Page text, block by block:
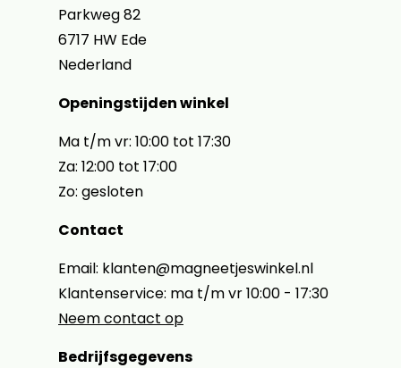
Parkweg 82
6717 HW Ede
Nederland
Openingstijden winkel
Ma t/m vr: 10:00 tot 17:30
Za: 12:00 tot 17:00
Zo: gesloten
Contact
Email: klanten@magneetjeswinkel.nl
Klantenservice: ma t/m vr 10:00 - 17:30
Neem contact op
Bedrijfsgegevens